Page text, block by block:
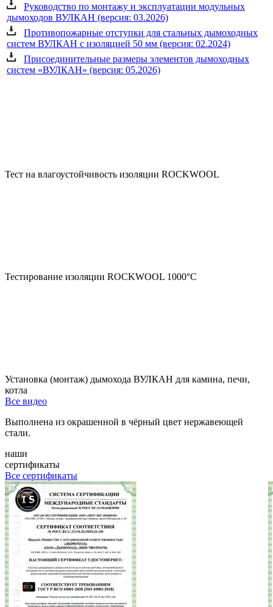
Руководство по монтажу и эксплуатации модульных
дымоходов ВУЛКАН (версия: 03.2026)
Противопожарные отступки для стальных дымоходных
систем ВУЛКАН с изоляцией 50 мм (версия: 02.2024)
Присоединительные размеры элементов дымоходных
систем «ВУЛКАН» (версия: 05.2026)
Тест на влагоустойчивость изоляции ROCKWOOL
Тестирование изоляции ROCKWOOL 1000°С
Установка (монтаж) дымохода ВУЛКАН для камина, печи,
котла
Все видео
Выполнена из окрашенной в чёрный цвет нержавеющей
стали.
наши
сертификаты
Все сертификаты